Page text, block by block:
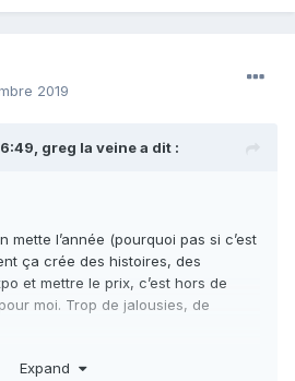
2019
greg la veinea dit :
mette l’année (pourquoi pas si c’est
ça crée des histoires, des
et mettre le prix, c’est hors de
moi. Trop de jalousies, de
et les cailloux pour ce qu’ils
Expand